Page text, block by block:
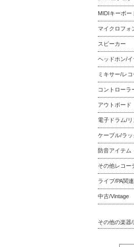
MIDIキーボー
マイクロフォ
スピーカー
ヘッドホン/イ
ミキサー/レ
コントローラ
アウトボード
電子ドラム/
ケーブル/ラッ
防音アイテム
その他レコー
ライブ/PA関
中古/Vintage
その他の楽器